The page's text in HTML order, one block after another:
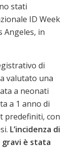
stati
ID Week
Angeles, in
di
valutato una
a neonati
a 1 anno di
predefiniti, con
L’incidenza di
è stata